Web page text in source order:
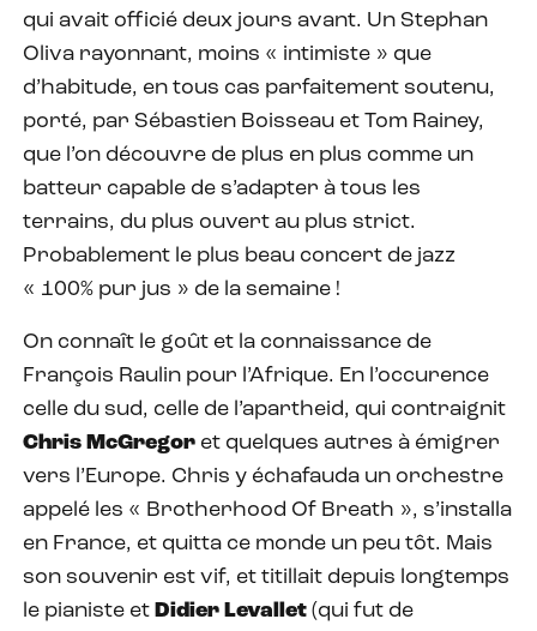
qui avait officié deux jours avant. Un Stephan
Oliva rayonnant, moins « intimiste » que
d’habitude, en tous cas parfaitement soutenu,
porté, par Sébastien Boisseau et Tom Rainey,
que l’on découvre de plus en plus comme un
batteur capable de s’adapter à tous les
terrains, du plus ouvert au plus strict.
Probablement le plus beau concert de jazz
« 100% pur jus » de la semaine !
On connaît le goût et la connaissance de
François Raulin pour l’Afrique. En l’occurence
celle du sud, celle de l’apartheid, qui contraignit
Chris McGregor et quelques autres à émigrer
vers l’Europe. Chris y échafauda un orchestre
appelé les « Brotherhood Of Breath », s’installa
en France, et quitta ce monde un peu tôt. Mais
son souvenir est vif, et titillait depuis longtemps
le pianiste et Didier Levallet (qui fut de